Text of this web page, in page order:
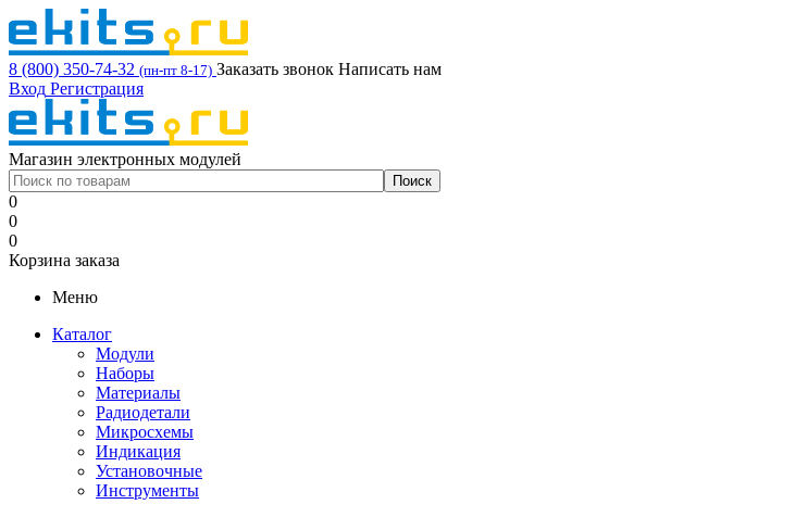
8 (800) 350-74-32 (пн-пт 8-17) Заказать звонок Написать нам
Вход Регистрация
Магазин электронных модулей
0
0
0
Корзина заказа
Меню
Каталог
Модули
Наборы
Материалы
Радиодетали
Микросхемы
Индикация
Установочные
Инструменты